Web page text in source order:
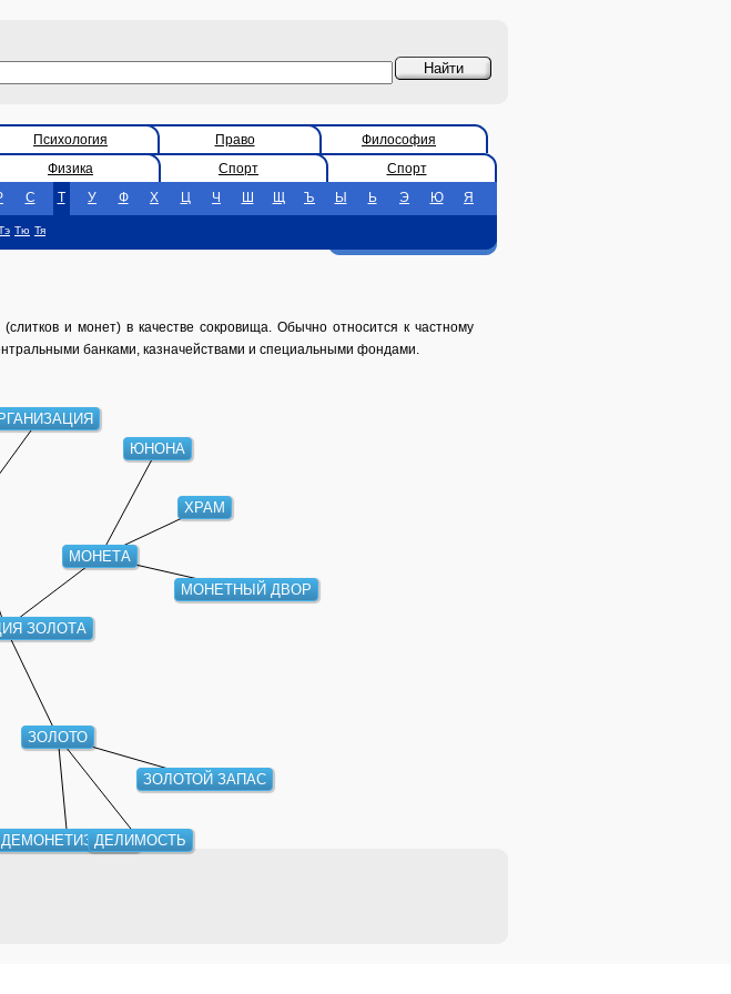
Психология Право
Философия
Физика Спорт
Спорт
С Т У Ф Х Ц Ч Ш Щ Ъ Ы Ь Э Ю Я
Тю Тя
и монет) в качестве сокровища. Обычно относится к частному
банками, казначействами и специальными фондами.
ЗОЛОТА
МОНЕТА
ЗОЛОТО
МОНЕТНЫЙ ДВОР
ЮНОНА
ХРАМ
ЗОЛОТОЙ ЗАПАС
ДЕМОНЕТИЗАЦИЯДЕЛИМОСТЬ